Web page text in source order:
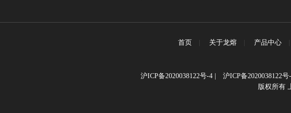
首页 关于龙熔 产品中心
沪ICP备2020038122号-4| 沪ICP备2020038122号
版权所有